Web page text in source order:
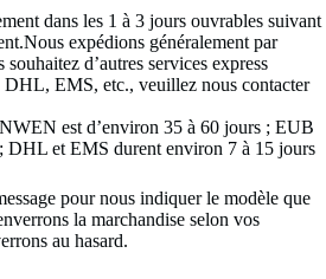
dans les 1 à 3 jours ouvrables suivant
expédions généralement par
d’autres services express
EMS, etc., veuillez nous contacter
est d’environ 35 à 60 jours ; EUB
DHL et EMS durent environ 7 à 15 jours
pour nous indiquer le modèle que
la marchandise selon vos
au hasard.